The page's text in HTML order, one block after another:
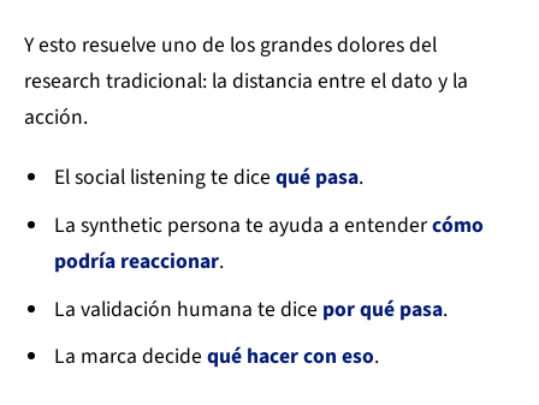
Y esto resuelve uno de los grandes dolores del
research tradicional: la distancia entre el dato y la
acción.
El social listening te dice qué pasa.
La synthetic persona te ayuda a entendercómo
podría reaccionar.
La validación humana te dice por qué pasa.
La marca decide qué hacer con eso.